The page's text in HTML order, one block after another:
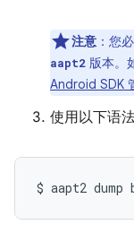
注意 ：您
aapt2 版本。
Android SDK
使用以下语
$ aapt2 dump